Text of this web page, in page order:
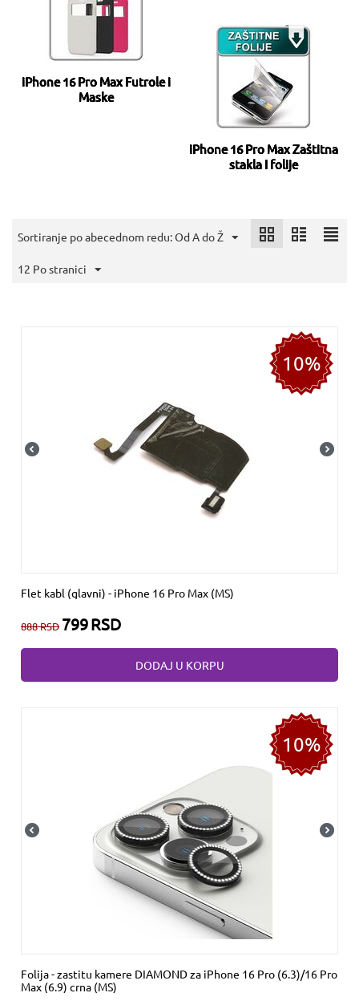
iPhone 16 Pro Max Futrole i
Maske
iPhone 16 Pro Max Zaštitna
stakla I folije
Sortiranje po abecednom redu: Od A do Ž
12 Po stranici
10%
Flet kabl (glavni) - iPhone 16 Pro Max (MS)
888RSD 799RSD
DODAJ U KORPU
10%
Folija - zastitu kamere DIAMOND za iPhone 16 Pro (6.3)/16 Pro
Max (6.9) crna (MS)